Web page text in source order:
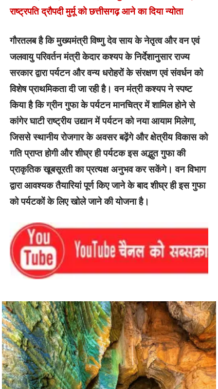
राष्ट्रपति द्रौपदी मुर्मू को छत्तीसगढ़ आने का दिया न्योता
गौरतलब है कि मुख्यमंत्री विष्णु देव साय के नेतृत्व और वन एवं
जलवायु परिवर्तन मंत्री केदार कश्यप के निर्देशानुसार राज्य
सरकार द्वारा पर्यटन और वन्य धरोहरों के संरक्षण एवं संवर्धन को
विशेष प्राथमिकता दी जा रही है। वन मंत्री कश्यप ने स्पष्ट
किया है कि ग्रीन गुफा के पर्यटन मानचित्र में शामिल होने से
कांगेर घाटी राष्ट्रीय उद्यान में पर्यटन को नया आयाम मिलेगा,
जिससे स्थानीय रोजगार के अवसर बढ़ेंगे और क्षेत्रीय विकास को
गति प्राप्त होगी और शीघ्र ही पर्यटक इस अद्भुत गुफा की
प्राकृतिक खूबसूरती का प्रत्यक्ष अनुभव कर सकेंगे। वन विभाग
द्वारा आवश्यक तैयारियां पूर्ण किए जाने के बाद शीघ्र ही इस गुफा
को पर्यटकों के लिए खोले जाने की योजना है।